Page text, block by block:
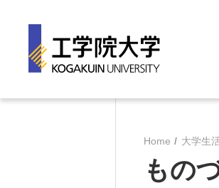
長期目標『VISION150』
工学院大学について
Home 大学生
もの